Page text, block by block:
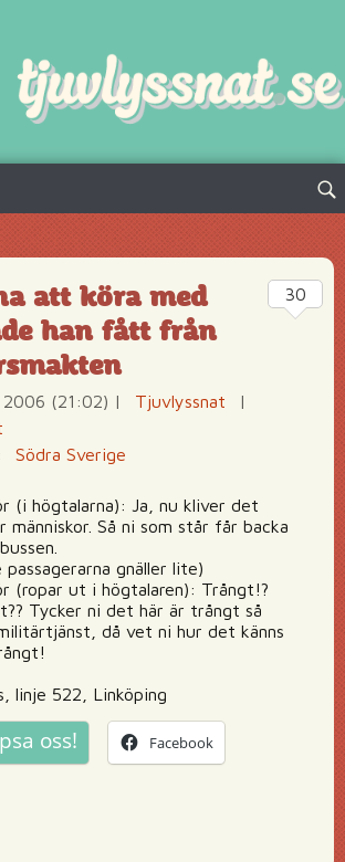
Sök
att köra med
han fått från
(21:02) | Tjuvlyssnat
|
Södra Sverige
(i högtalarna): Ja, nu kliver det
människor. Så ni som står får backa
passagerarna gnäller lite)
(ropar ut i högtalaren): Trångt!?
Tycker ni det här är trångt så
då vet ni hur det känns
linje 522, Linköping
oss! Facebook
30